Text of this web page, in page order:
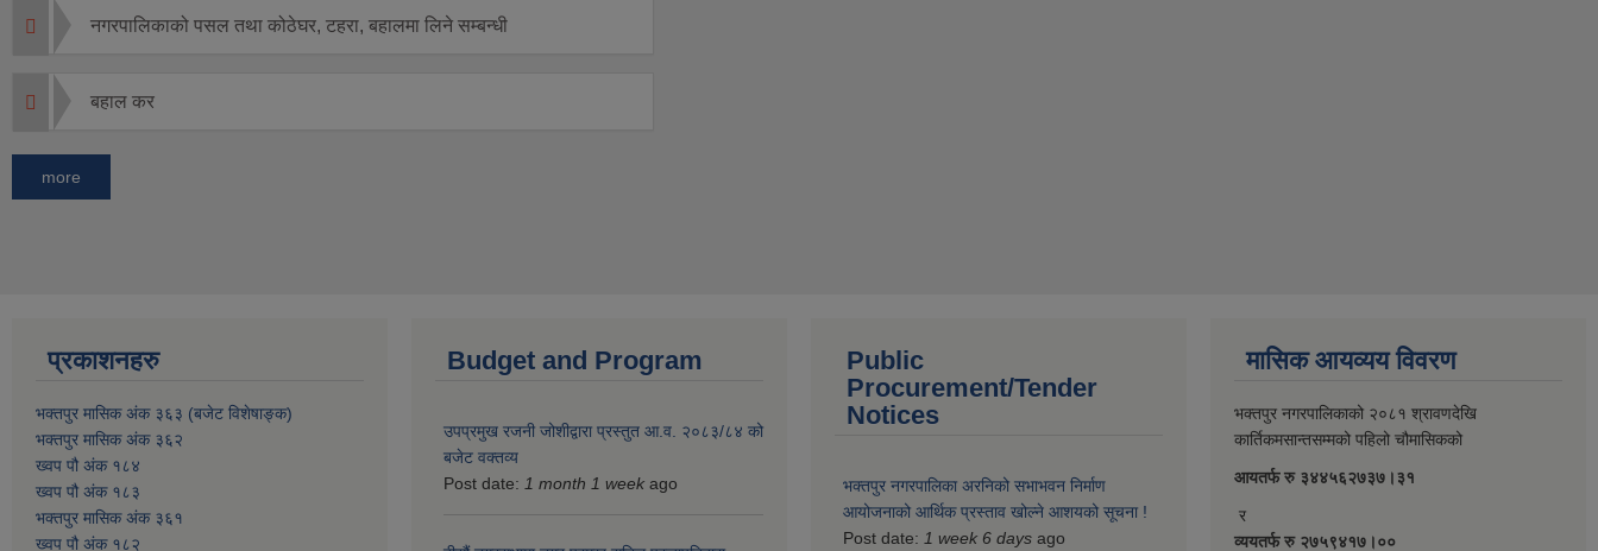
नगरपालिकाको पसल तथा कोठेघर, टहरा, बहालमा लिने सम्बन्धी
बहाल कर
more
प्रकाशनहरु
भक्तपुर मासिक अंक ३६३ (बजेट विशेषाङ्क)
भक्तपुर मासिक अंक ३६२
ख्वप पौ अंक १८४
ख्वप पौ अंक १८३
भक्तपुर मासिक अंक ३६१
ख्वप पौ अंक १८२
Budget and Program
उपप्रमुख रजनी जोशीद्वारा प्रस्तुत आ.व. २०८३/८४ को
बजेट वक्तव्य
Post date: 1 month 1 week ago
Public
Procurement/Tender
Notices
भक्तपुर नगरपालिका अरनिको सभाभवन निर्माण
आयोजनाको आर्थिक प्रस्ताव खोल्ने आशयको सूचना !
Post date: 1 week 6 days ago
मासिक आयव्यय विवरण
भक्तपुर नगरपालिकाको २०८१ श्रावणदेखि
कार्तिकमसान्तसम्मको पहिलो चौमासिकको
आयतर्फ रु‌ ३४४५६२७३७।३१
र
व्ययतर्फ रु २७५९४१७।००